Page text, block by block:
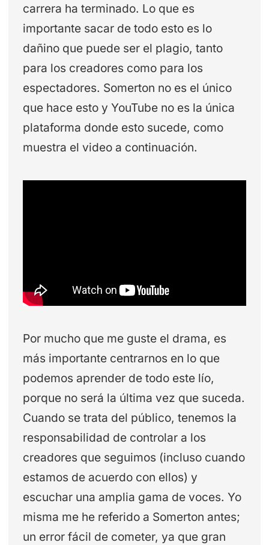
carrera ha terminado. Lo que es
importante sacar de todo esto es lo
dañino que puede ser el plagio, tanto
para los creadores como para los
espectadores. Somerton no es el único
que hace esto y YouTube no es la única
plataforma donde esto sucede, como
muestra el video a continuación.
Por mucho que me guste el drama, es
más importante centrarnos en lo que
podemos aprender de todo este lío,
porque no será la última vez que suceda.
Cuando se trata del público, tenemos la
responsabilidad de controlar a los
creadores que seguimos (incluso cuando
estamos de acuerdo con ellos) y
escuchar una amplia gama de voces. Yo
misma me he referido a Somerton antes;
un error fácil de cometer, ya que gran